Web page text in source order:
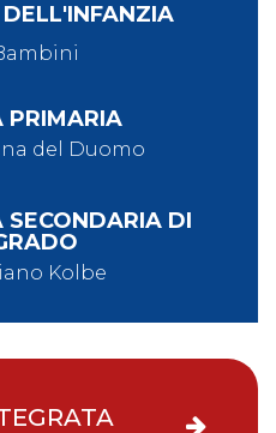
PRIMARIA
del Duomo
SECONDARIA DI
Kolbe